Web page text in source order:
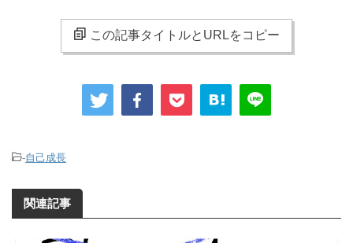
この記事タイトルとURLをコピー
-自己成長
関連記事